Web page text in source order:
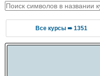
Все курсы ➠ 1351